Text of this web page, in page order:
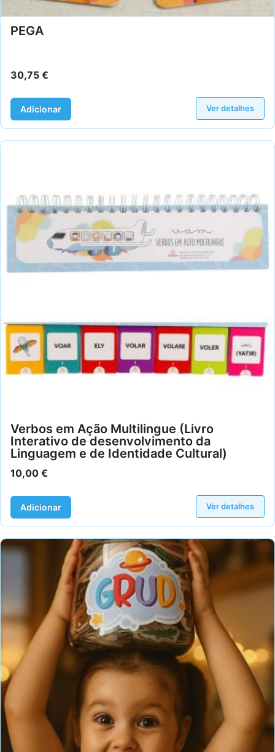
PEGA
30,75 €
Adicionar Ver detalhes
Verbos em Ação Multilingue (Livro
Interativo de desenvolvimento da
Linguagem e de Identidade Cultural)
10,00 €
Adicionar Ver detalhes